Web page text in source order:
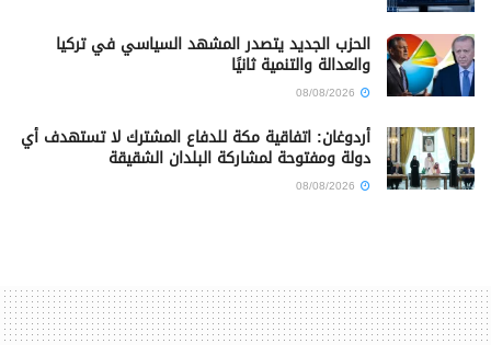
الحزب الجديد يتصدر المشهد السياسي في تركيا
والعدالة والتنمية ثانيًا
أردوغان: اتفاقية مكة للدفاع المشترك لا تستهدف أي
دولة ومفتوحة لمشاركة البلدان الشقيقة